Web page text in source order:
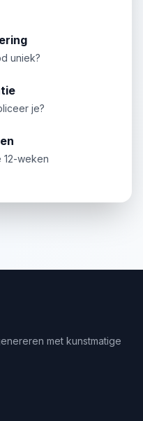
uniek?
je?
12-weken
met kunstmatige